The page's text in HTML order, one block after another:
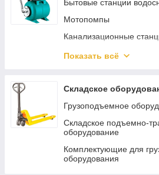
Пневмопистолеты
Наборы
Пневмодрели
Пневматические
Пневмошуруповерты
Хоппер ковши
Пневмоотвертки
Пневмоножницы и пилы
Бытовые станции
Мотопомпы
Канализационные
Погружные насосы
Аксессуары и
Общепромышленные
Бытовые
Автоматика для насосов
Показать всё
Складское
Грузоподъемное
Складское подъемно-
оборудование
Комплектующие для
оборудования